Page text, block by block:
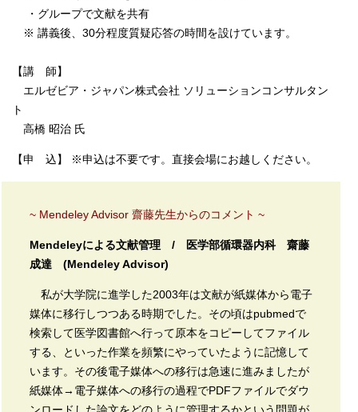
・グループで文献を共有
※ 講義後、30分程度質疑応答の時間を設けています。
【講 師】
エルゼビア・ジャパン株式会社 ソリューションコンサルタン
ト
高橋 昭治 氏
【申 込】 ※申込は不要です。直接会場にお越しください。
~ Mendeley Advisor 齋藤先生からのコメント ~
Mendeleyによる文献管理 / 医学部循環器内科 齋藤
成達 (Mendeley Advisor)
私が大学院に進学した2003年は文献が紙媒体から電子
媒体に移行しつつある時期でした。その頃はpubmedで
検索して医学図書館へ行って原本をコピーしてファイル
する、といった作業を頻繁にやっていたように記憶して
います。その後電子媒体への移行は急速に進みましたが
紙媒体→電子媒体への移行の過程でPDFファイルでダウ